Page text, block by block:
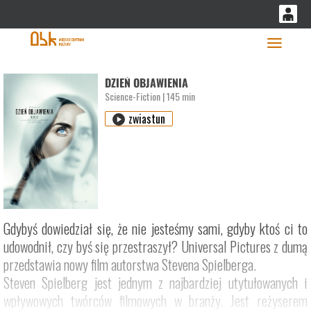
PLN
1453
DZIEŃ OBJAWIENIA
Science-Fiction | 145 min
zwiastun
Gdybyś dowiedział się, że nie jesteśmy sami, gdyby ktoś ci to
udowodnił, czy byś się przestraszył? Universal Pictures z dumą
przedstawia nowy film autorstwa Stevena Spielberga.
Steven Spielberg jest jednym z najbardziej utytułowanych i
wpływowych twórców filmowych w branży. Jest reżyserem